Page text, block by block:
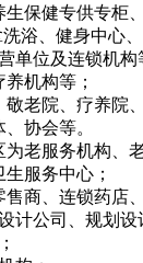
保健专供专柜
浴、健身中
单位及连锁机构
机构等；
老院、疗养院
协会等。
老服务机构、
服务中心；
商、连锁药店
计公司、规划设